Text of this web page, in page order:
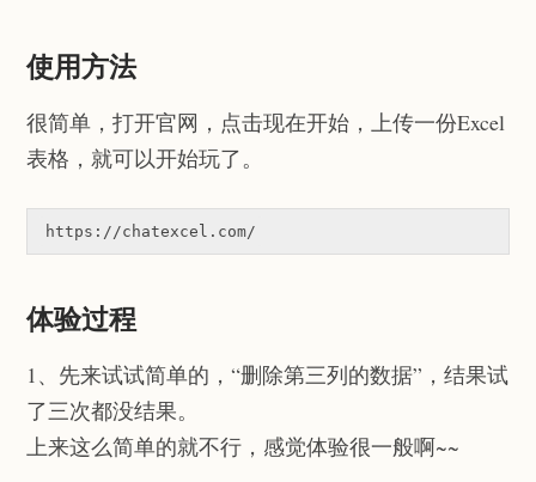
使用方法
很简单，打开官网，点击现在开始，上传一份Excel
表格，就可以开始玩了。
https://chatexcel.com/
体验过程
1、先来试试简单的，“删除第三列的数据”，结果试
了三次都没结果。
上来这么简单的就不行，感觉体验很一般啊~~